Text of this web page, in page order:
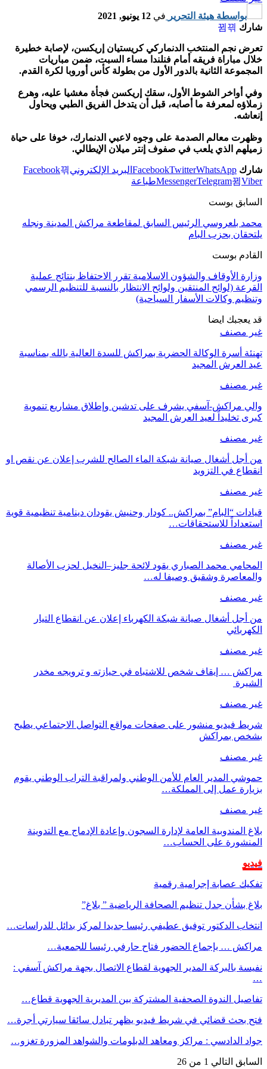
بواسطة هيئة التحرير في 12 يونيو, 2021
شارك
تعرض نجم المنتخب الدنماركي كريستيان إريكسن، لإصابة خطيرة
خلال مباراة فريقه أمام فنلندا مساء السبت، ضمن مباريات
المجموعة الثانية بالدور الأول من بطولة كأس أوروبا لكرة القدم.
وفي أواخر الشوط الأول، سقك إريكسن فجأة مغشيا عليه، وهرع
زملاؤه لمعرفة ما أصابه، قبل أن يتدخل الفريق الطبي ويحاول
إنعاشه.
وظهرت معالم الصدمة على وجوه لاعبي الدنمارك، خوفا على حياة
زميلهم الذي يلعب في صفوف إنتر ميلان الإيطالي.
شارك FacebookTwitterWhatsApp البريد الإلكتروني
Facebook
MessengerTelegram Viber طباعة
السابق بوست
محمد بلعروسي الرئيس السابق لمقاطعة مراكش المدينة ونجله
يلتحقان بحزب البام
القادم بوست
وزارة الأوقاف والشؤون الاسلامية تقرر الاحتفاظ بنتائج عملية
القرعة (لوائح المنتقين ولوائح الانتظار بالنسبة للتنظيم الرسمي
وتنظيم وكالات الأسفار السياحية)
قد يعجبك ايضا
غير مصنف
تهنئة أسرة الوكالة الحضرية بمراكش للسدة العالية بالله بمناسبة
عيد العرش المجيد
غير مصنف
والي مراكش-آسفي يشرف على تدشين وإطلاق مشاريع تنموية
كبرى تخليداً لعيد العرش المجيد
غير مصنف
من أجل أشغال صيانة شبكة الماء الصالح للشرب إعلان عن نقص او
انقطاع في التزويد
غير مصنف
قيادات “البام” بمراكش.. كودار وحنيش يقودان دينامية تنظيمية قوية
استعداداً للاستحقاقات…
غير مصنف
المحامي محمد الصباري يقود لائحة جليز–النخيل لحزب الأصالة
والمعاصرة وشقيق وصيفا له…
غير مصنف
من أجل أشغال صيانة شبكة الكهرباء إعلان عن انقطاع التيار
الكهربائي
غير مصنف
مراكش … إيقاف شخص للاشتباه في حيازته و ترويجه مخدر
الشيرة
غير مصنف
شريط فيديو منشور على صفحات مواقع التواصل الاجتماعي يطيح
بشخص بمراكش
غير مصنف
حموشي المدير العام للأمن الوطني ولمراقبة التراب الوطني يقوم
بزيارة عمل إلى المملكة…
غير مصنف
بلاغ المندوبية العامة لإدارة السجون وإعادة الإدماج مع التدوينة
المنشورة على الحساب…
فيديو
تفكيك عصابة إجرامية رقمية
بلاغ بشأن جدل تنظيم الصحافة الرياضية ” بلاغ”
انتخاب الدكتور توفيق عطيفي رئيسا جديدا لمركز بدائل للدراسات…
مراكش … بإجماع الحضور فتاح حارفي رئيسا للجمعية…
نفيسة بالبركة المدير الجهوية لقطاع الاتصال بجهة مراكش آسفي :
…
تفاصيل الندوة الصحفية المشتركة بين المديرية الجهوية قطاع…
فتح بحث قضائي في شريط فيديو يظهر تبادل سائقا سيارتي أجرة…
جواد الدادسي : مراكز ومعاهد الدبلومات والشواهد المزورة تغزو…
السابق التالي 1 من 26